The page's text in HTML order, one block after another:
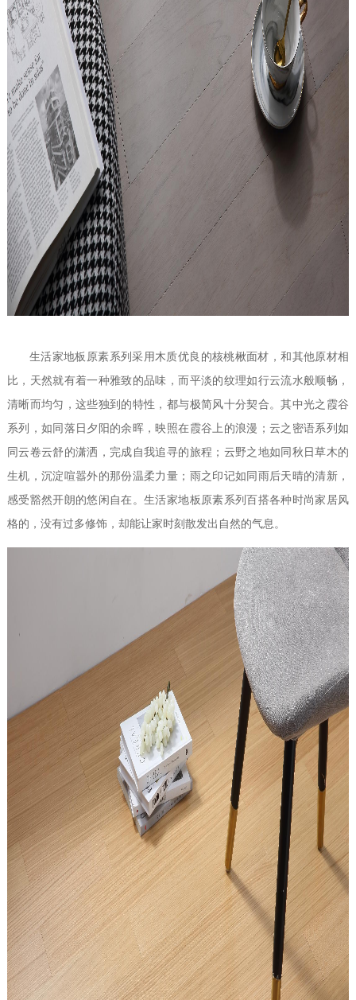
生活家地板原素系列采用木质优良的核桃楸面材，和其他原材相
比，天然就有着一种雅致的品味，而平淡的纹理如行云流水般顺畅，
清晰而均匀，这些独到的特性，都与极简风十分契合。其中光之霞谷
系列，如同落日夕阳的余晖，映照在霞谷上的浪漫；云之密语系列如
同云卷云舒的潇洒，完成自我追寻的旅程；云野之地如同秋日草木的
生机，沉淀喧嚣外的那份温柔力量；雨之印记如同雨后天晴的清新，
感受豁然开朗的悠闲自在。生活家地板原素系列百搭各种时尚家居风
格的，没有过多修饰，却能让家时刻散发出自然的气息。